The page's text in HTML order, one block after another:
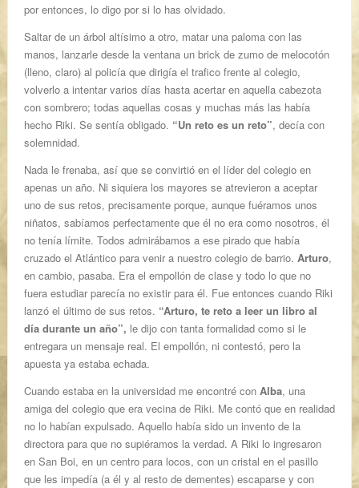
por entonces, lo digo por si lo has olvidado.
Saltar de un árbol altísimo a otro, matar una paloma con las
manos, lanzarle desde la ventana un brick de zumo de melocotón
(lleno, claro) al policía que dirigía el trafico frente al colegio,
volverlo a intentar varios días hasta acertar en aquella cabezota
con sombrero; todas aquellas cosas y muchas más las había
hecho Riki. Se sentía obligado. “Un reto es un reto”, decía con
solemnidad.
Nada le frenaba, así que se convirtió en el líder del colegio en
apenas un año. Ni siquiera los mayores se atrevieron a aceptar
uno de sus retos, precisamente porque, aunque fuéramos unos
niñatos, sabíamos perfectamente que él no era como nosotros, él
no tenía límite. Todos admirábamos a ese pirado que había
cruzado el Atlántico para venir a nuestro colegio de barrio. Arturo,
en cambio, pasaba. Era el empollón de clase y todo lo que no
fuera estudiar parecía no existir para él. Fue entonces cuando Riki
lanzó el último de sus retos. “Arturo, te reto a leer un libro al
día durante un año”, le dijo con tanta formalidad como si le
entregara un mensaje real. El empollón, ni contestó, pero la
apuesta ya estaba echada.
Cuando estaba en la universidad me encontré con Alba, una
amiga del colegio que era vecina de Riki. Me contó que en realidad
no lo habían expulsado. Aquello había sido un invento de la
directora para que no supiéramos la verdad. A Riki lo ingresaron
en San Boi, en un centro para locos, con un cristal en el pasillo
que les impedía (a él y al resto de dementes) escaparse y con